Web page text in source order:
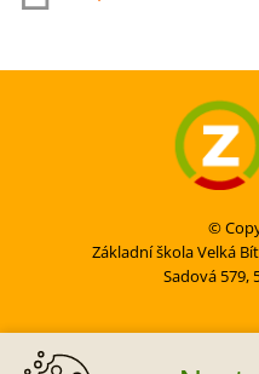
©
Základní škola Velká
Sadová 579,